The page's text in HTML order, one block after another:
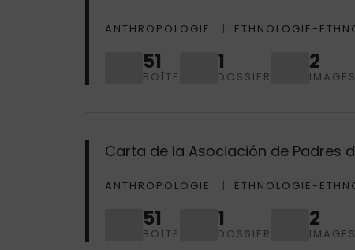
ANTHROPOLOGIE ETHNOLOGIE-
51
BOÎTE
1
DOSSIER
2
IMAGES
Carta de la Asociación de Padres
ANTHROPOLOGIE ETHNOLOGIE-
51
BOÎTE
1
DOSSIER
2
IMAGES